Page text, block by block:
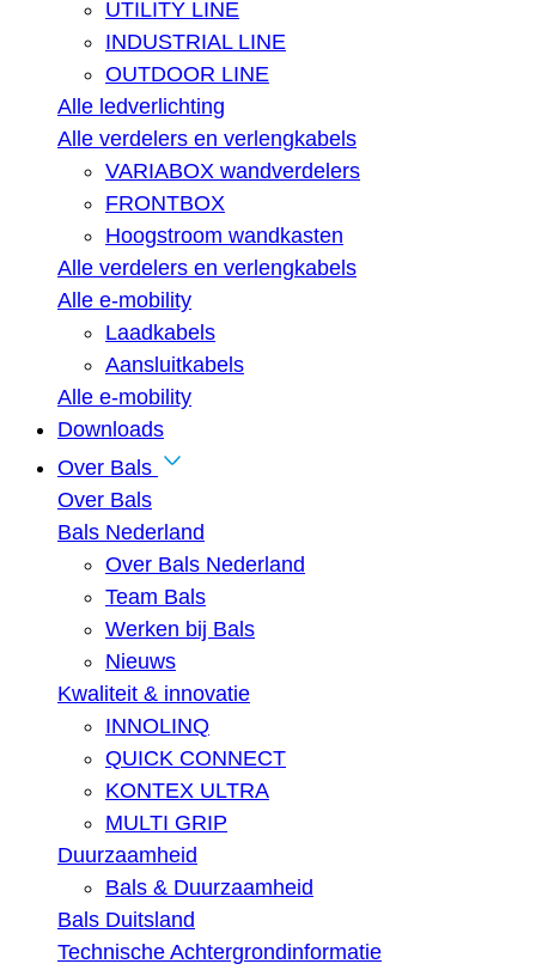
UTILITY LINE
INDUSTRIAL LINE
OUTDOOR LINE
Alle ledverlichting
Alle verdelers en verlengkabels
VARIABOX wandverdelers
FRONTBOX
Hoogstroom wandkasten
Alle verdelers en verlengkabels
Alle e-mobility
Laadkabels
Aansluitkabels
Alle e-mobility
Downloads
Over Bals
Over Bals
Bals Nederland
Over Bals Nederland
Team Bals
Werken bij Bals
Nieuws
Kwaliteit & innovatie
INNOLINQ
QUICK CONNECT
KONTEX ULTRA
MULTI GRIP
Duurzaamheid
Bals & Duurzaamheid
Bals Duitsland
Technische Achtergrondinformatie